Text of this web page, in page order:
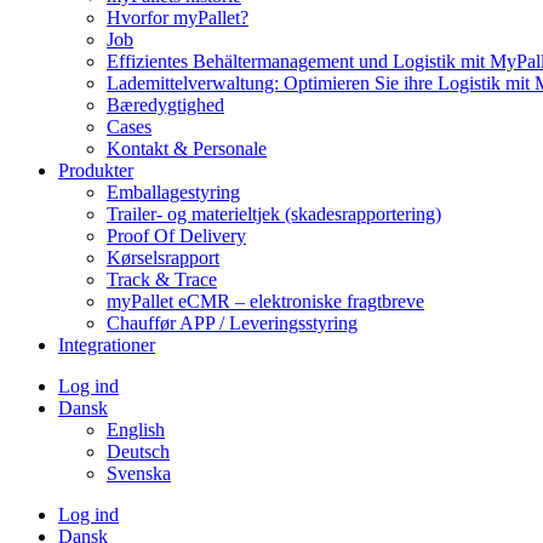
Hvorfor myPallet?
Job
Effizientes Behältermanagement und Logistik mit
Lademittelverwaltung: Optimieren Sie ihre Logistik mit
Bæredygtighed
Cases
Kontakt & Personale
Produkter
Emballagestyring
Trailer- og materieltjek (skadesrapportering)
Proof Of Delivery
Kørselsrapport
Track & Trace
myPallet eCMR – elektroniske fragtbreve
Chauffør APP / Leveringsstyring
Integrationer
Log ind
Dansk
English
Deutsch
Svenska
Log ind
Dansk